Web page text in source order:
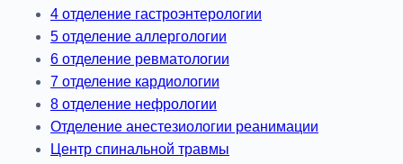
4 отделение гастроэнтерологии
5 отделение аллергологии
6 отделение ревматологии
7 отделение кардиологии
8 отделение нефрологии
Отделение анестезиологии реанимации
Центр спинальной травмы